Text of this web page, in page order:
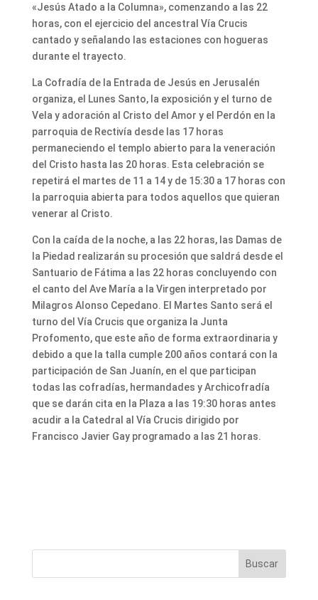
«Jesús Atado a la Columna», comenzando a las 22
horas, con el ejercicio del ancestral Vía Crucis
cantado y señalando las estaciones con hogueras
durante el trayecto.
La Cofradía de la Entrada de Jesús en Jerusalén
organiza, el Lunes Santo, la exposición y el turno de
Vela y adoración al Cristo del Amor y el Perdón en la
parroquia de Rectivía desde las 17 horas
permaneciendo el templo abierto para la veneración
del Cristo hasta las 20 horas. Esta celebración se
repetirá el martes de 11 a 14 y de 15:30 a 17 horas con
la parroquia abierta para todos aquellos que quieran
venerar al Cristo.
Con la caída de la noche, a las 22 horas, las Damas de
la Piedad realizarán su procesión que saldrá desde el
Santuario de Fátima a las 22 horas concluyendo con
el canto del Ave María a la Virgen interpretado por
Milagros Alonso Cepedano. El Martes Santo será el
turno del Vía Crucis que organiza la Junta
Profomento, que este año de forma extraordinaria y
debido a que la talla cumple 200 años contará con la
participación de San Juanín, en el que participan
todas las cofradías, hermandades y Archicofradía
que se darán cita en la Plaza a las 19:30 horas antes
acudir a la Catedral al Vía Crucis dirigido por
Francisco Javier Gay programado a las 21 horas.